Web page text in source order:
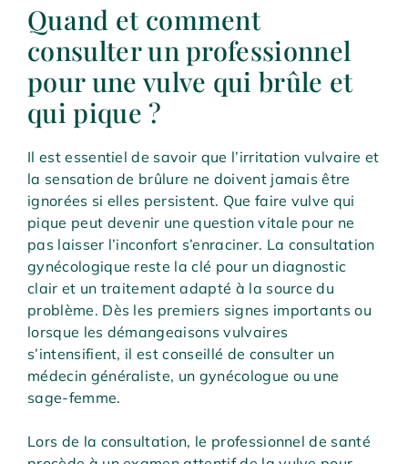
Quand et comment
consulter un professionnel
pour une vulve qui brûle et
qui pique ?
Il est essentiel de savoir que l’irritation vulvaire et
la sensation de brûlure ne doivent jamais être
ignorées si elles persistent. Que faire vulve qui
pique peut devenir une question vitale pour ne
pas laisser l’inconfort s’enraciner. La consultation
gynécologique reste la clé pour un diagnostic
clair et un traitement adapté à la source du
problème. Dès les premiers signes importants ou
lorsque les démangeaisons vulvaires
s’intensifient, il est conseillé de consulter un
médecin généraliste, un gynécologue ou une
sage-femme.
Lors de la consultation, le professionnel de santé